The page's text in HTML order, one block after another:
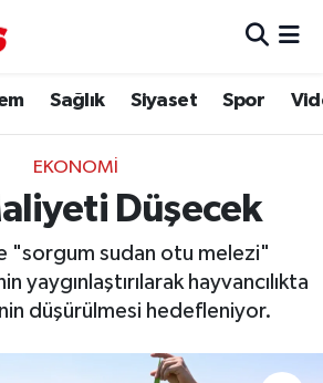
Sağlık Siyaset Spor
EKONOMI
Düşecek
"sorgum sudan otu melezi"
yaygınlaştırılarak hayvancılıkta
düşürülmesi hedefleniyor.
dakika
ve Fikstür